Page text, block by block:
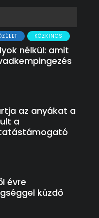
KÖZKINCS
nélkül: amit
az anyákat a
a
évre
küzdő